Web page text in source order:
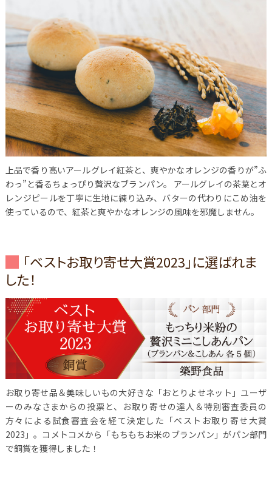
上品で香り高いアールグレイ紅茶と、爽やかなオレンジの香りが”ふ
わっ”と香るちょっぴり贅沢なブランパン。
アールグレイの茶葉とオ
レンジピールを丁寧に生地に練り込み、バターの代わりにこめ油を
使っているので、紅茶と爽やかなオレンジの風味を邪魔しません。
「ベストお取り寄せ大賞2023」に選ばれま
した！
お取り寄せ品＆美味しいもの大好きな「おとりよせネット」ユーザ
ーのみなさまからの投票と、お取り寄せの達人＆特別審査委員の
方々による試食審査会を経て決定した「ベストお取り寄せ大賞
2023」。コメトコメから「もちもちお米のブランパン」がパン部門
で銅賞を獲得しました！